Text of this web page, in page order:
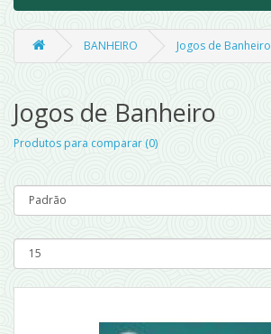
BANHEIRO Jogos de Banheiro
Jogos de Banheiro
Produtos para comparar (0)